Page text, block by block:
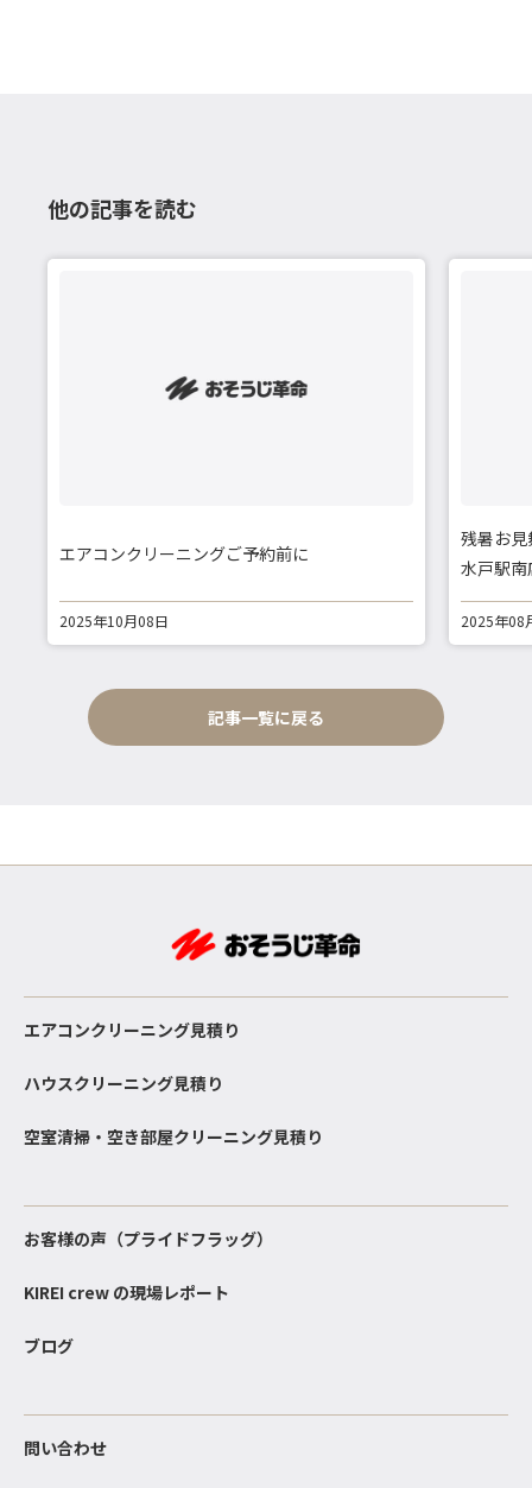
他の記事を読む
エアコンクリーニングご予約前に
2025年10月08日
残暑お
水戸駅南
2025年08
記事一覧に戻る
エアコンクリーニング見積り
ハウスクリーニング見積り
空室清掃・空き部屋クリーニング見積り
お客様の声（プライドフラッグ）
KIREI crew の現場レポート
ブログ
問い合わせ